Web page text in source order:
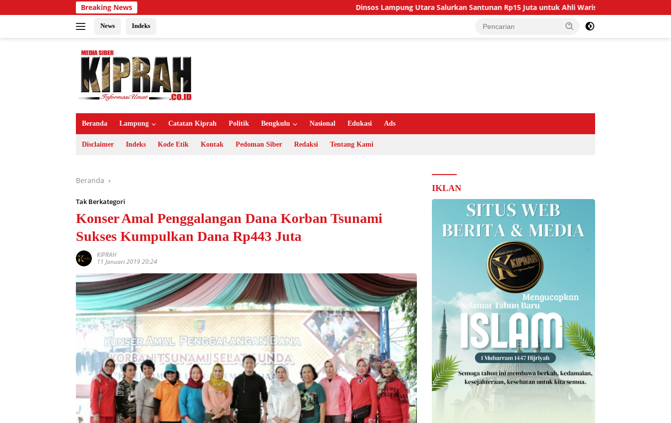
ke
Breaking News Dinsos Lampung Utara Salurkan Santunan Rp15 Juta untuk Ahli Waris Korban Kebakaran
News Indeks
Beranda Lampung Catatan Kiprah Politik Bengkulu Nasional Edukasi Ads
Disclaimer Indeks Kode Etik Kontak Pedoman Siber Redaksi Tentang Kami
Beranda
Tak Berkategori
Konser Amal Penggalangan Dana Korban Tsunami
Sukses Kumpulkan Dana Rp443 Juta
KIPRAH
11 Januari 2019 20:24
IKLAN